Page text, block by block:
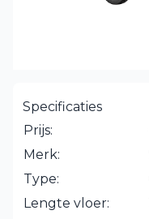
Specificaties
Prijs:
Merk:
Type:
Lengte vloer: